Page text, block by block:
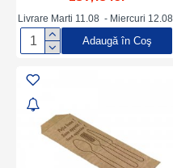
Pungi de Hartie cu
Fereastra BOPP, Pungi
Hartie Natur pentru Patiserii
si Brutarii, Pungi Hartie Kraft
Livrare Marti 11.08 - Miercuri 12.08
Adaugă în Coş